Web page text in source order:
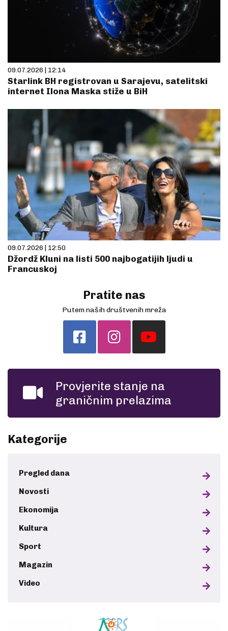
09.07.2026 | 12:14
Starlink BH registrovan u Sarajevu, satelitski
internet Ilona Maska stiže u BiH
09.07.2026 | 12:50
Džordž Kluni na listi 500 najbogatijih ljudi u
Francuskoj
Pratite nas
Putem naših društvenih mreža
Provjerite stanje na
graničnim prelazima
Kategorije
Pregled dana
Novosti
Ekonomija
Kultura
Sport
Magazin
Video